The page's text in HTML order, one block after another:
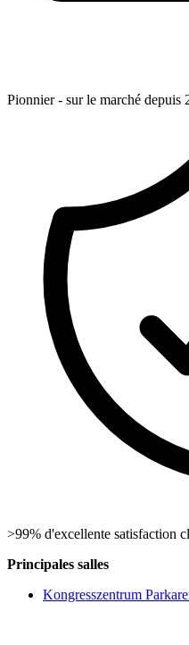
Pionnier - sur le marché depuis
>99% d'excellente satisfaction
Principales salles
Kongresszentrum